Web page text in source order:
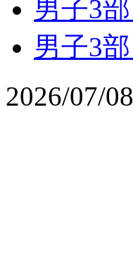
男子3
男子3
2026/07/